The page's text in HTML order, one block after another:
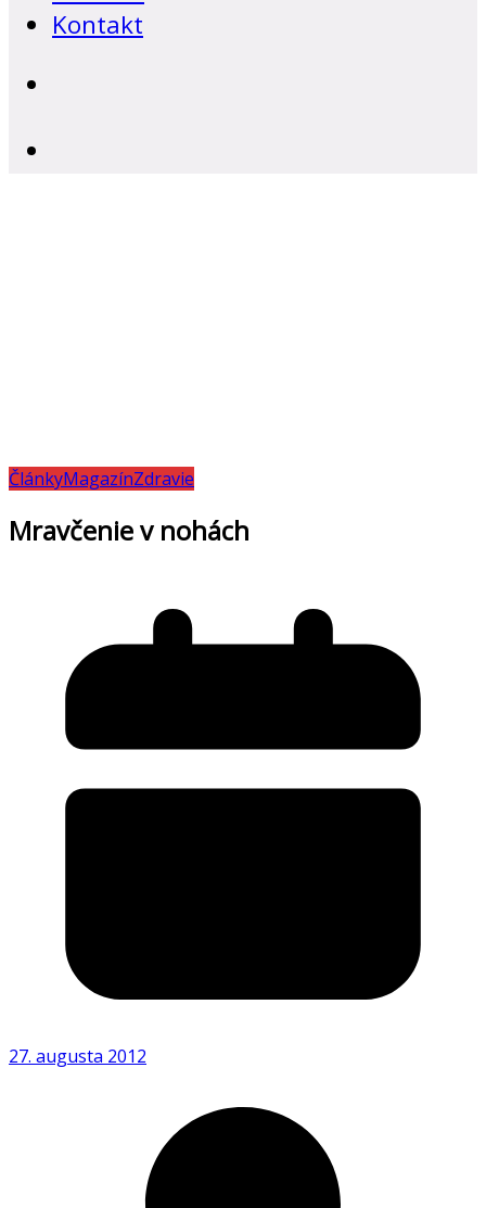
Kontakt
ČlánkyMagazínZdravie
Mravčenie v nohách
27. augusta 2012